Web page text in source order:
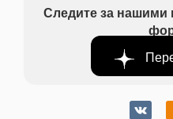
Следите за нашими